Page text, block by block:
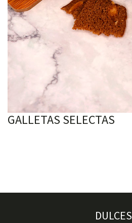
GALLETAS SELECTAS
DULCES